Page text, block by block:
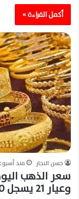
أكمل القراءة »
حسن النجار منذ
وعيار 21 يسجل 5900 جنيه